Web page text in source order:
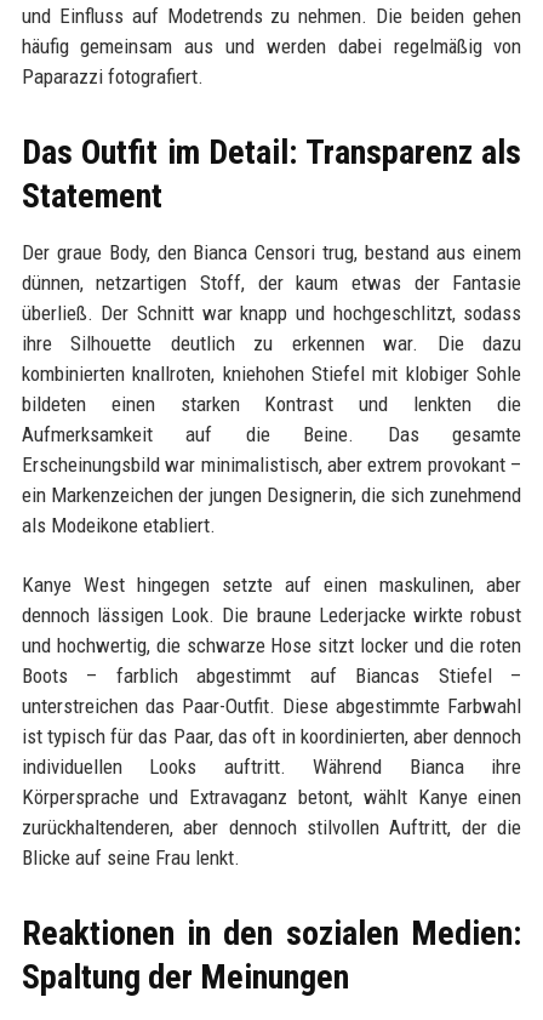
und Einfluss auf Modetrends zu nehmen. Die beiden gehen
häufig gemeinsam aus und werden dabei regelmäßig von
Paparazzi fotografiert.
Das Outfit im Detail: Transparenz als
Statement
Der graue Body, den Bianca Censori trug, bestand aus einem
dünnen, netzartigen Stoff, der kaum etwas der Fantasie
überließ. Der Schnitt war knapp und hochgeschlitzt, sodass
ihre Silhouette deutlich zu erkennen war. Die dazu
kombinierten knallroten, kniehohen Stiefel mit klobiger Sohle
bildeten einen starken Kontrast und lenkten die
Aufmerksamkeit auf die Beine. Das gesamte
Erscheinungsbild war minimalistisch, aber extrem provokant –
ein Markenzeichen der jungen Designerin, die sich zunehmend
als Modeikone etabliert.
Kanye West hingegen setzte auf einen maskulinen, aber
dennoch lässigen Look. Die braune Lederjacke wirkte robust
und hochwertig, die schwarze Hose sitzt locker und die roten
Boots – farblich abgestimmt auf Biancas Stiefel –
unterstreichen das Paar-Outfit. Diese abgestimmte Farbwahl
ist typisch für das Paar, das oft in koordinierten, aber dennoch
individuellen Looks auftritt. Während Bianca ihre
Körpersprache und Extravaganz betont, wählt Kanye einen
zurückhaltenderen, aber dennoch stilvollen Auftritt, der die
Blicke auf seine Frau lenkt.
Reaktionen in den sozialen Medien:
Spaltung der Meinungen